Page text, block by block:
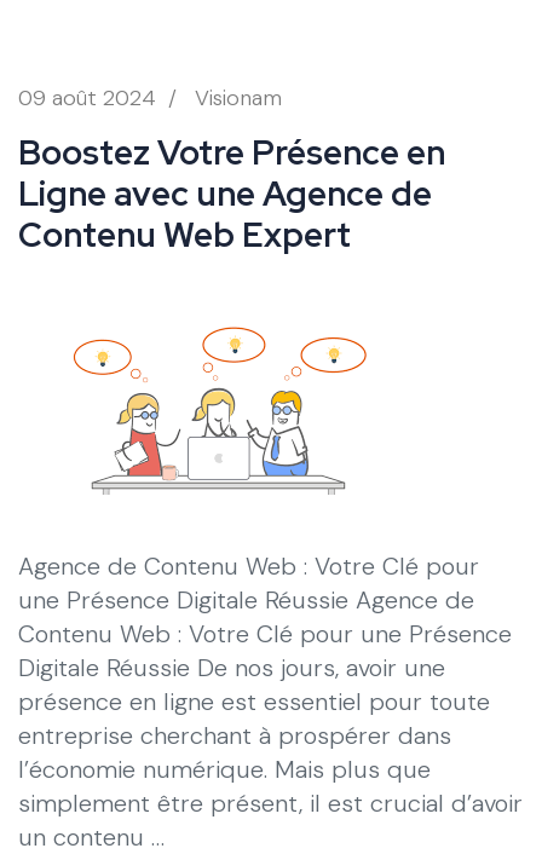
09 août 2024 / Visionam
Boostez Votre Présence en
Ligne avec une Agence de
Contenu Web Expert
Agence de Contenu Web : Votre Clé pour
une Présence Digitale Réussie Agence de
Contenu Web : Votre Clé pour une Présence
Digitale Réussie De nos jours, avoir une
présence en ligne est essentiel pour toute
entreprise cherchant à prospérer dans
l’économie numérique. Mais plus que
simplement être présent, il est crucial d’avoir
un contenu …